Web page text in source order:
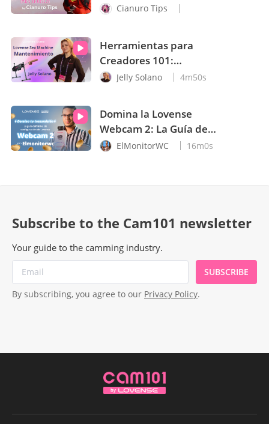
Cianuro Tips
Herramientas para
Creadores 101:
Mantenimiento de
Jelly Solano 4m50s
Domina la Lovense
Webcam 2: La Guía de
Configuración que
ElMonitorWC 16m0s
Subscribe to the Cam101 newsletter
Your guide to the camming industry.
SUBSCRIBE
By subscribing, you agree to our Privacy Policy.